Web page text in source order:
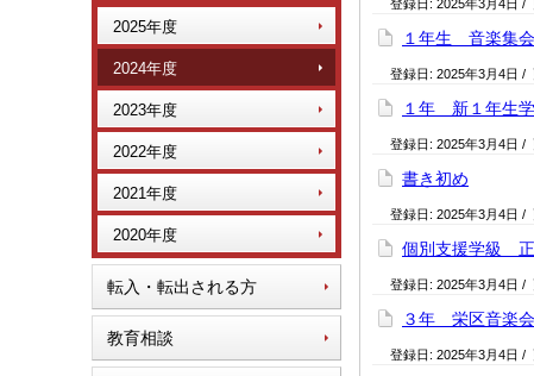
2025年度
2024年度
2023年度
2022年度
2021年度
2020年度
転入・転出される方
教育相談
登録日: 2025年3月4日 /
１年生 音楽集会
登録日: 2025年3月4日 /
１年 新１年生
登録日: 2025年3月4日 /
書き初め
登録日: 2025年3月4日 /
個別支援学級
登録日: 2025年3月4日 /
３年 栄区音楽
登録日: 2025年3月4日 /